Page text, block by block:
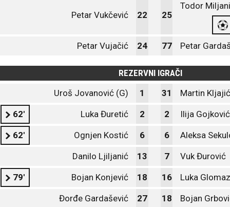
Petar Vukčević 22 25
Todor
Petar Vujačić 24 77 Petar
REZERVNI IGRAČI
Uroš Jovanović (G)
1 31 Martin
62' Luka Đuretić 2 2 Ilija Gojković
62' Ognjen Kostić 6 6 Aleksa
Danilo Ljiljanić 13 7 Vuk Đurović
79' Bojan Konjević 18 16 Luka
Đorđe Gardašević 27 18 Bojan